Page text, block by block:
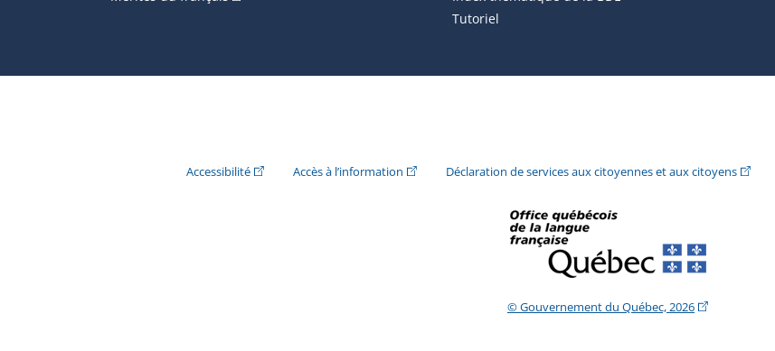
Tutoriel
Accessibilité(Cet hyperlien externe s'ouvrira dans une nouvelle fenêtre.)
Accès à l’information (Cet hyperlien externe s'ouvrira dans une nouvelle fenêtre.)
Déclaration de services aux citoyennes et aux citoyens(Cet
© Gouvernement du Québec, 2026(Cet hyperlien